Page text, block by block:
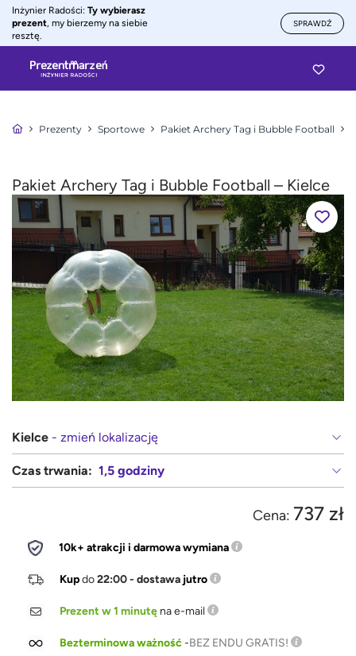
Inżynier Radości: Ty wybierasz
prezent, my bierzemy na siebie
resztę.
SPRAWDŹ
Prezenty Sportowe Pakiet Archery Tag i Bubble Football
Pakiet Archery Tag i Bubble Football – Kielce
Kielce - zmień lokalizację
Czas trwania: 1,5 godziny
Cena: 737 zł
10k+ atrakcji i darmowa wymiana
Kupdo22:00 - dostawa jutro
Prezent w 1 minutę na e-mail
Bezterminowa ważność-BEZ ENDU GRATIS!